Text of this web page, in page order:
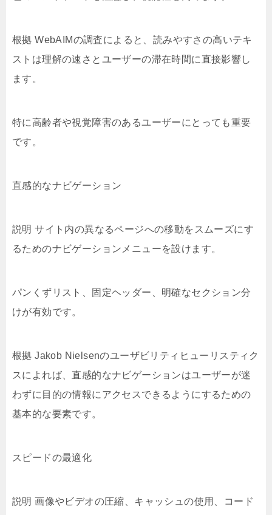
根拠 WebAIMの調査によると、読みやすさの高いテキ
ストは理解の速さとユーザーの滞在時間に直接影響し
ます。
特に高齢者や視覚障害のあるユーザーにとっても重要
です。
直感的なナビゲーション
説明 サイト内の異なるページへの移動をスムーズにす
るためのナビゲーションメニューを設けます。
パンくずリスト、固定ヘッダー、明確なセクション分
けが有効です。
根拠 Jakob Nielsenのユーザビリティヒューリスティク
スによれば、直感的なナビゲーションはユーザーが迷
わずに目的の情報にアクセスできるようにするための
基本的な要素です。
スピードの最適化
説明 画像やビデオの圧縮、キャッシュの使用、コード